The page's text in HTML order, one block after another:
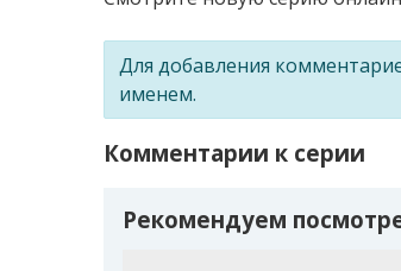
Для добавления
именем.
Комментарии к серии
Рекомендуем